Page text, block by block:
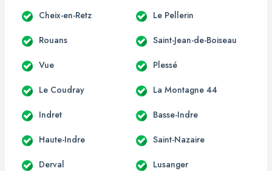
Cheix-en-Retz Le Pellerin
Rouans Saint-Jean-de-Boiseau
Vue Plessé
Le Coudray La Montagne 44
Indret Basse-Indre
Haute-Indre Saint-Nazaire
Derval Lusanger